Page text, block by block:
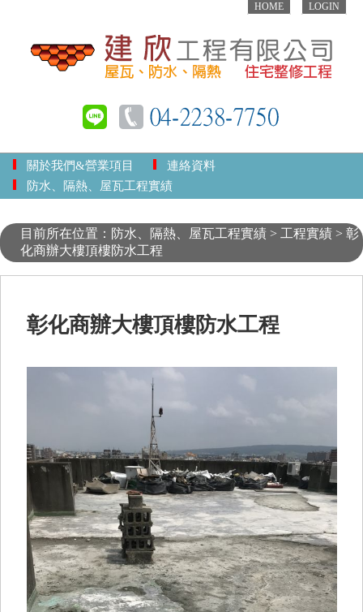
HOME LOGIN
關於我們&營業項目
連絡資料
防水、隔熱、屋瓦工程實績
目前所在位置：防水、隔熱、屋瓦工程實績 > 工程實績 > 彰
化商辦大樓頂樓防水工程
彰化商辦大樓頂樓防水工程